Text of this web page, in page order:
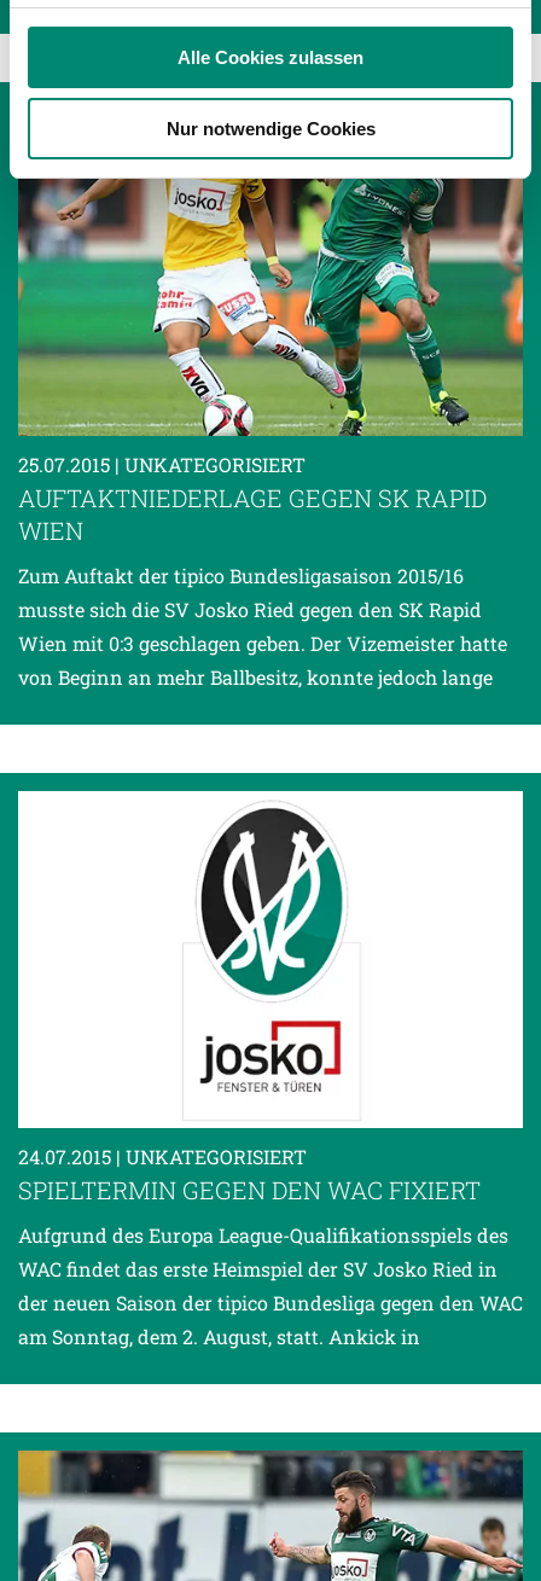
Verwendung unserer Website an unsere Partner für
weiteren Daten zusammen, die Sie ihnen bereitgestellt
haben oder die sie im Rahmen Ihrer Nutzung der Dienste
gesammelt haben.
Weitere Details, insbesondere zu Speicherdauer und
Empfänger entnehmen Sie unserer
Datenschutzerklärung.
Alle Cookies zulassen
Nur notwendige Cookies
25.07.2015 | UNKATEGORISIERT
AUFTAKTNIEDERLAGE GEGEN SK RAPID
WIEN
Zum Auftakt der tipico Bundesligasaison 2015/16
musste sich die SV Josko Ried gegen den SK Rapid
Wien mit 0:3 geschlagen geben. Der Vizemeister hatte
von Beginn an mehr Ballbesitz, konnte jedoch lange
24.07.2015 | UNKATEGORISIERT
SPIELTERMIN GEGEN DEN WAC FIXIERT
Aufgrund des Europa League-Qualifikationsspiels des
WAC findet das erste Heimspiel der SV Josko Ried in
der neuen Saison der tipico Bundesliga gegen den WAC
am Sonntag, dem 2. August, statt. Ankick in